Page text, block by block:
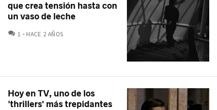
que crea tensión hasta con
un vaso de leche
1 COMENTARIOS
HACE 2 AÑOS
Hoy en TV, uno de los
'thrillers' más trepidantes